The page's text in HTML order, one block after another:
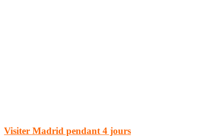
Visiter Madrid pendant 4 jours